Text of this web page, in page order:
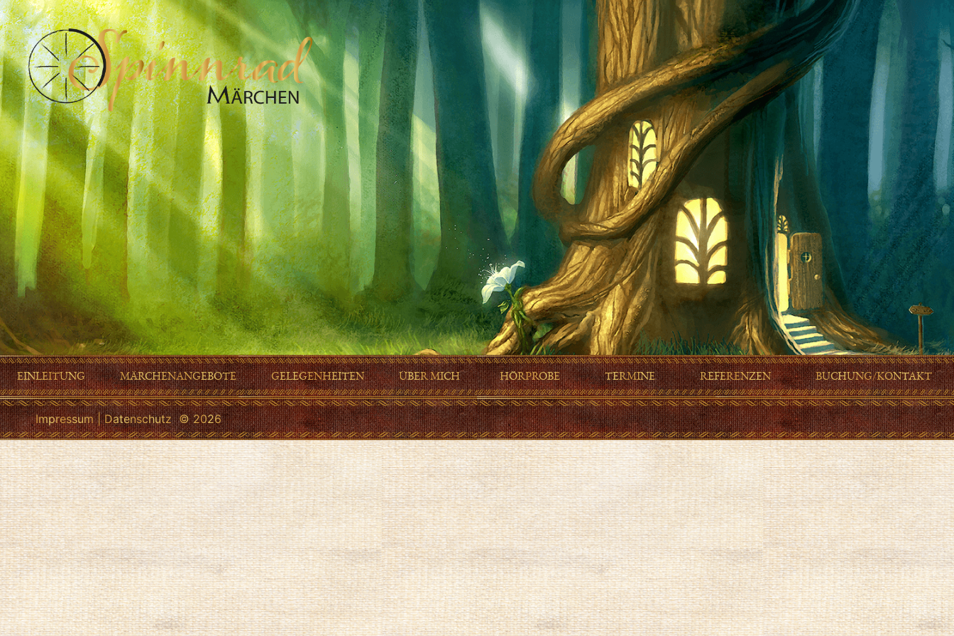
EINLEITUNG MÄRCHENANGEBOTE GELEGENHEITEN ÜBER MICH HÖRPROBE TERMINE REFERENZEN BUCHUNG/KONTAKT
Impressum | Datenschutz © 2026